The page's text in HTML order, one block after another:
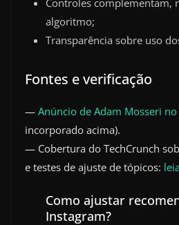
Controles complementam,
algoritmo;
Transparência sobre uso
Fontes e verificação
— Anúncio de Adam Mosseri
incorporado acima).
— Cobertura do TechCrunch
e testes de ajuste de tópicos:
Como ajustar
Instagram?